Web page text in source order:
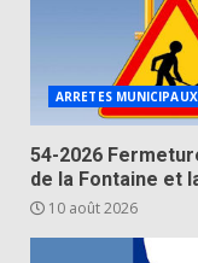
ARRETES MUNICIPAUX
54-2026
de la Fontaine et
10 août 2026